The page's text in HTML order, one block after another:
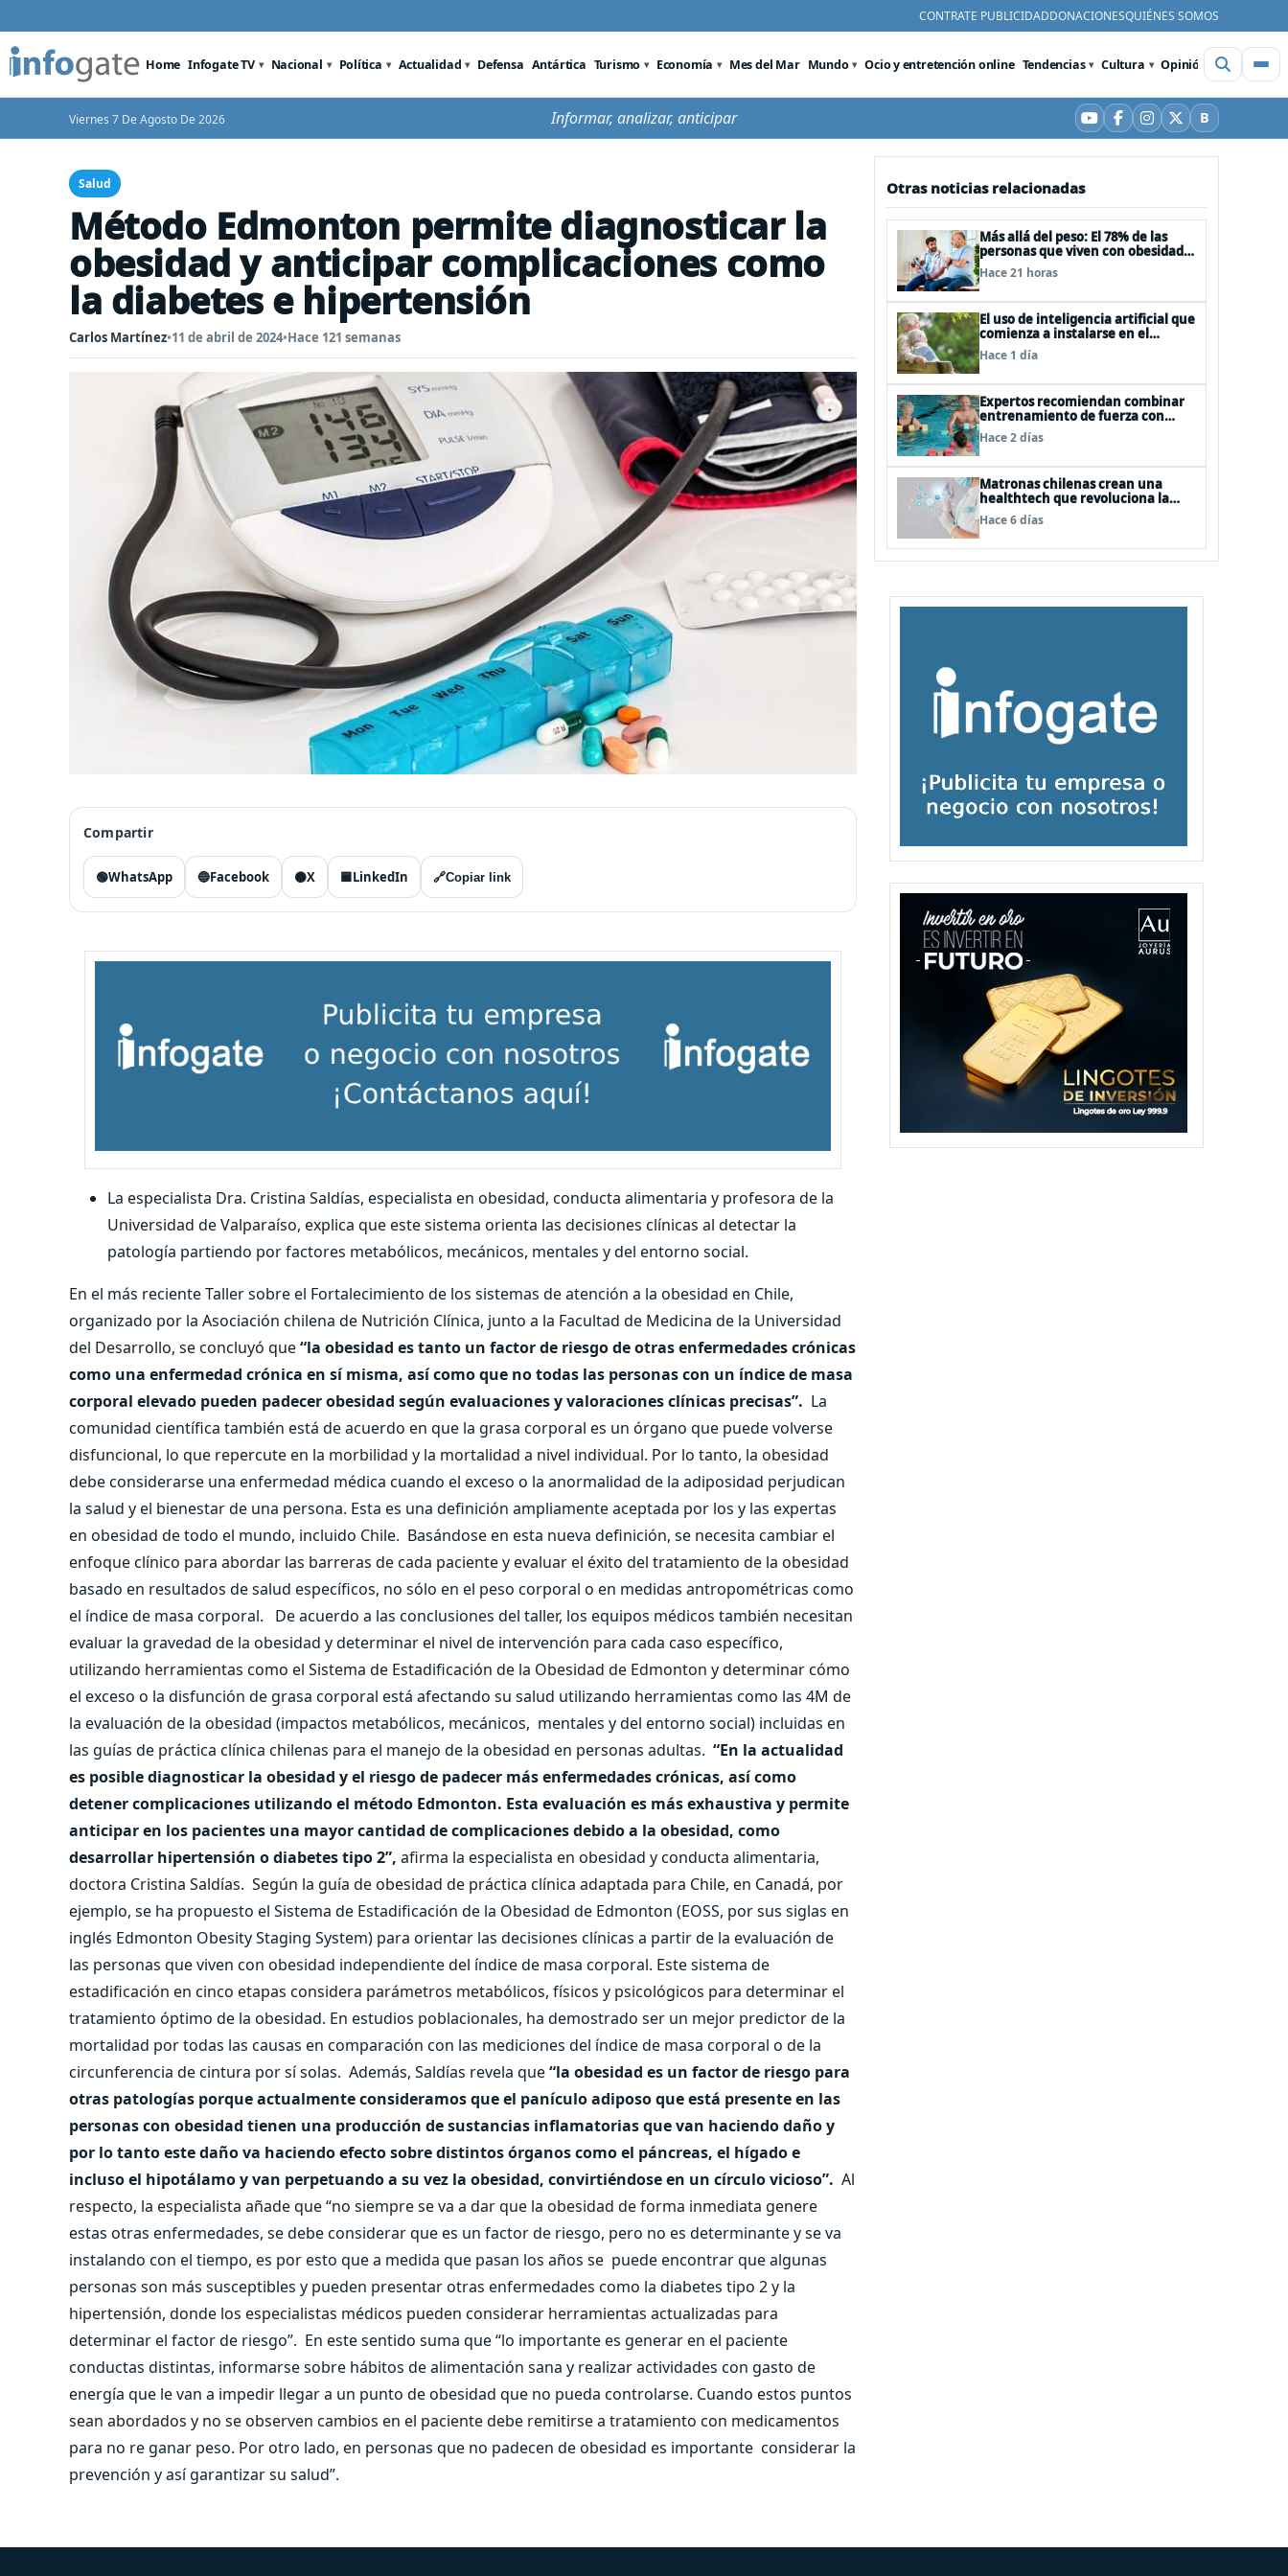
CONTRATE PUBLICIDADDONACIONESQUIÉNES SOMOS
Home Infogate TV Nacional Política Actualidad Defensa Antártica Turismo Economía Mes del Mar Mundo Ocio y entretención online Tendencias Cultura Opinión Videos
Viernes 7 De Agosto De 2026 Informar, analizar, anticipar YouTube
Facebook
Instagram
X BBluesky
Salud
Método Edmonton permite diagnosticar la
obesidad y anticipar complicaciones como
la diabetes e hipertensión
Carlos Martínez•11 de abril de 2024•Hace 121 semanas
Compartir
🟢WhatsApp 🔵Facebook ⚫X 🟦LinkedIn 🔗Copiar link
La especialista Dra. Cristina Saldías, especialista en obesidad, conducta alimentaria y profesora de la
Universidad de Valparaíso, explica que este sistema orienta las decisiones clínicas al detectar la
patología partiendo por factores metabólicos, mecánicos, mentales y del entorno social.
En el más reciente Taller sobre el Fortalecimiento de los sistemas de atención a la obesidad en Chile,
organizado por la Asociación chilena de Nutrición Clínica, junto a la Facultad de Medicina de la Universidad
del Desarrollo, se concluyó que“la obesidad es tanto un factor de riesgo de otras enfermedades crónicas
como una enfermedad crónica en sí misma, así como que no todas las personas con un índice de masa
corporal elevado pueden padecer obesidad según evaluaciones y valoraciones clínicas precisas”. La
comunidad científica también está de acuerdo en que la grasa corporal es un órgano que puede volverse
disfuncional, lo que repercute en la morbilidad y la mortalidad a nivel individual. Por lo tanto, la obesidad
debe considerarse una enfermedad médica cuando el exceso o la anormalidad de la adiposidad perjudican
la salud y el bienestar de una persona. Esta es una definición ampliamente aceptada por los y las expertas
en obesidad de todo el mundo, incluido Chile. Basándose en esta nueva definición, se necesita cambiar el
enfoque clínico para abordar las barreras de cada paciente y evaluar el éxito del tratamiento de la obesidad
basado en resultados de salud específicos, no sólo en el peso corporal o en medidas antropométricas como
el índice de masa corporal.
De acuerdo a las conclusiones del taller, los equipos médicos también necesitan
evaluar la gravedad de la obesidad y determinar el nivel de intervención para cada caso específico,
utilizando herramientas como el Sistema de Estadificación de la Obesidad de Edmonton y determinar cómo
el exceso o la disfunción de grasa corporal está afectando su salud utilizando herramientas como las 4M de
la evaluación de la obesidad (impactos metabólicos, mecánicos, mentales y del entorno social) incluidas en
las guías de práctica clínica chilenas para el manejo de la obesidad en personas adultas. “En la actualidad
es posible diagnosticar la obesidad y el riesgo de padecer más enfermedades crónicas, así como
detener complicaciones utilizando el método Edmonton. Esta evaluación es más exhaustiva y permite
anticipar en los pacientes una mayor cantidad de complicaciones debido a la obesidad, como
desarrollar hipertensión o diabetes tipo 2”, afirma la especialista en obesidad y conducta alimentaria,
doctora Cristina Saldías. Según la guía de obesidad de práctica clínica adaptada para Chile, en Canadá, por
ejemplo, se ha propuesto el Sistema de Estadificación de la Obesidad de Edmonton (EOSS, por sus siglas en
inglés Edmonton Obesity Staging System) para orientar las decisiones clínicas a partir de la evaluación de
las personas que viven con obesidad independiente del índice de masa corporal. Este sistema de
estadificación en cinco etapas considera parámetros metabólicos, físicos y psicológicos para determinar el
tratamiento óptimo de la obesidad. En estudios poblacionales, ha demostrado ser un mejor predictor de la
mortalidad por todas las causas en comparación con las mediciones del índice de masa corporal o de la
circunferencia de cintura por sí solas. Además, Saldías revela que“la obesidad es un factor de riesgo para
otras patologías porque actualmente consideramos que el panículo adiposo que está presente en las
personas con obesidad tienen una producción de sustancias inflamatorias que van haciendo daño y
por lo tanto este daño va haciendo efecto sobre distintos órganos como el páncreas, el hígado e
incluso el hipotálamo y van perpetuando a su vez la obesidad, convirtiéndose en un círculo vicioso”. Al
respecto, la especialista añade que “no siempre se va a dar que la obesidad de forma inmediata genere
estas otras enfermedades, se debe considerar que es un factor de riesgo, pero no es determinante y se va
instalando con el tiempo, es por esto que a medida que pasan los años se puede encontrar que algunas
personas son más susceptibles y pueden presentar otras enfermedades como la diabetes tipo 2 y la
hipertensión, donde los especialistas médicos pueden considerar herramientas actualizadas para
determinar el factor de riesgo”. En este sentido suma que “lo importante es generar en el paciente
conductas distintas, informarse sobre hábitos de alimentación sana y realizar actividades con gasto de
energía que le van a impedir llegar a un punto de obesidad que no pueda controlarse. Cuando estos puntos
sean abordados y no se observen cambios en el paciente debe remitirse a tratamiento con medicamentos
para no re ganar peso. Por otro lado, en personas que no padecen de obesidad es importante considerar la
prevención y así garantizar su salud”.
Otras noticias relacionadas
Más allá del peso: El 78% de las
personas que viven con obesidad
sufre estrés postraumático debido
al estigma
Hace 21 horas
El uso de inteligencia artificial que
comienza a instalarse en el
cuidado de personas mayores
Hace 1 día
Expertos recomiendan combinar
entrenamiento de fuerza con
natación para fortalecer la salud
Hace 2 días
Matronas chilenas crean una
healthtech que revoluciona la
formación clínica con simuladores
inteligentes
Hace 6 días